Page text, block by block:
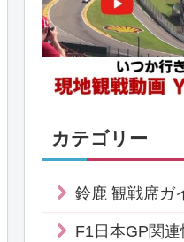
カテゴリー
鈴鹿 観戦席ガ
F1日本GP関連